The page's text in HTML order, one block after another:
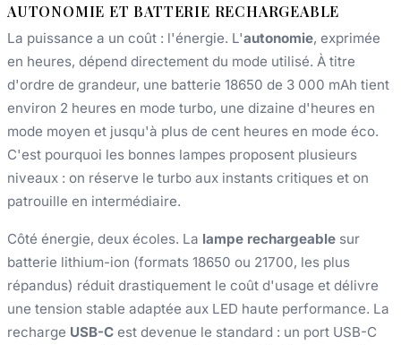
AUTONOMIE ET BATTERIE RECHARGEABLE
La puissance a un coût : l'énergie. L'autonomie, exprimée
en heures, dépend directement du mode utilisé. À titre
d'ordre de grandeur, une batterie 18650 de 3 000 mAh tient
environ 2 heures en mode turbo, une dizaine d'heures en
mode moyen et jusqu'à plus de cent heures en mode éco.
C'est pourquoi les bonnes lampes proposent plusieurs
niveaux : on réserve le turbo aux instants critiques et on
patrouille en intermédiaire.
Côté énergie, deux écoles. La lampe rechargeable sur
batterie lithium-ion (formats 18650 ou 21700, les plus
répandus) réduit drastiquement le coût d'usage et délivre
une tension stable adaptée aux LED haute performance. La
recharge USB-C est devenue le standard : un port USB-C